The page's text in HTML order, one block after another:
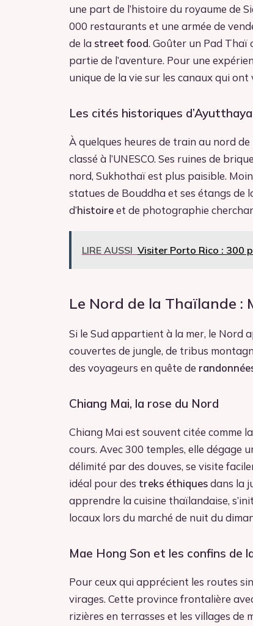
une part de l’histoire du royaume de
000 restaurants et une armée de
de la street food. Goûter un Pad Thaï
partie de l’aventure. Pour une
unique de la vie sur les canaux qui ont
Les cités historiques
À quelques heures de train au nord
classé à l’UNESCO. Ses ruines de
nord, Sukhothaï est plus paisible.
statues de Bouddha et ses étangs de
d’histoireet de photographie
LIRE AUSSI Visiter Porto Rico : 300
Le Nord de la Thaïlande
Si le Sud appartient à la mer, le Nord
couvertes de jungle, de tribus
des voyageurs en quête de
Chiang Mai, la rose du Nord
Chiang Mai est souvent citée comme
cours. Avec 300 temples, elle dégage
délimité par des douves, se visite
idéal pour des treks éthiquesdans la
apprendre la cuisine thaïlandaise,
locaux lors du marché de nuit du
Mae Hong Son et les confins de
Pour ceux qui apprécient les routes
virages. Cette province frontalière
rizières en terrasses et les villages de